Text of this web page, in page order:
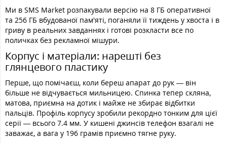
Ми в SMS Market розпакували версію на 8 ГБ оперативної
та 256 ГБ вбудованої пам'яті, поганяли її тиждень у хвоста і в
гриву в реальних завданнях і готові розкласти все по
поличках без рекламної мішури.
Корпус і матеріали: нарешті без
глянцевого пластику
Перше, що помічаєш, коли береш апарат до рук — він
більше не відчувається мильницею. Спинка тепер скляна,
матова, приємна на дотик і майже не збирає відбитки
пальців. Профіль корпусу зробили рекордно тонким для цієї
серії — всього 7.4 мм. У кишені джинсів телефон взагалі не
заважає, а вага у 196 грамів приємно тягне руку.